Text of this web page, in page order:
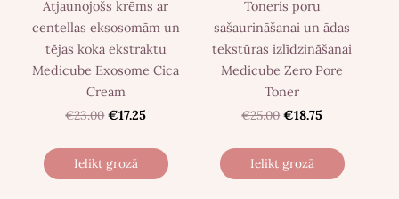
Atjaunojošs krēms ar
centellas eksosomām un
tējas koka ekstraktu
Medicube Exosome Cica
Cream
€23.00 €17.25
Ielikt grozā
Toneris poru
sašaurināšanai un ādas
tekstūras izlīdzināšanai
Medicube Zero Pore
Toner
€25.00 €18.75
Ielikt grozā